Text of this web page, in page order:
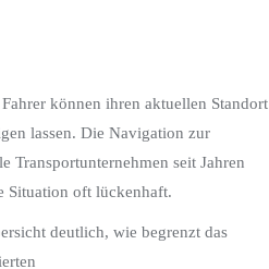
können ihren aktuellen Standort
lassen. Die Navigation zur
seit Jahren
Situation oft lückenhaft.
deutlich, wie begrenzt das